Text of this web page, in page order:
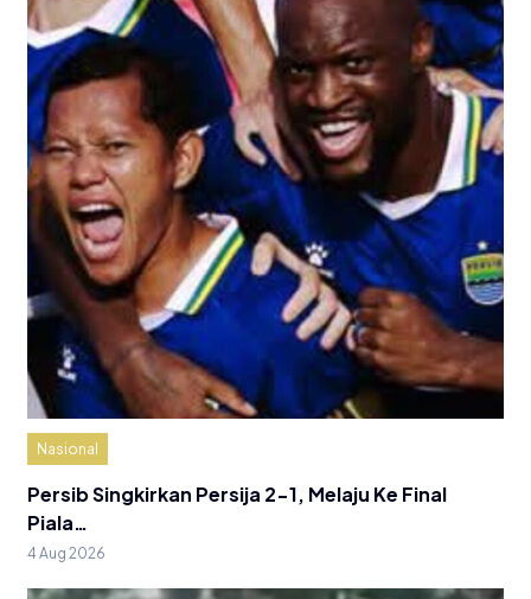
Nasional
Persib Singkirkan Persija 2-1, Melaju Ke Final
Piala…
4 Aug 2026